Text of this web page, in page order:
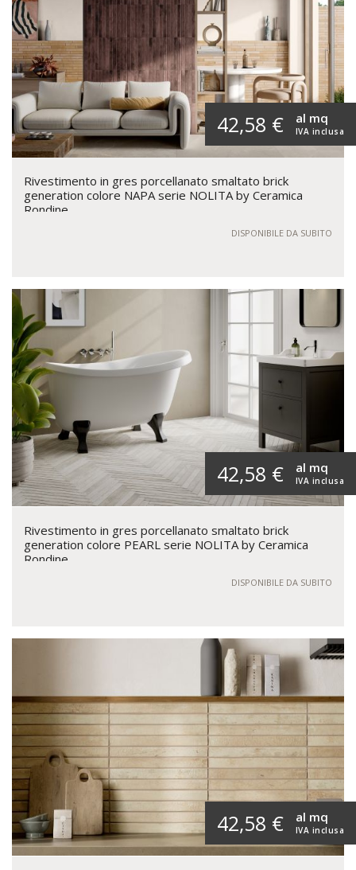
42,58 € IVA inclusa
al mq
Rivestimento in gres porcellanato smaltato brick
generation colore NAPA serie NOLITA by Ceramica
Rondine
DISPONIBILE DA SUBITO
42,58 € IVA inclusa
al mq
Rivestimento in gres porcellanato smaltato brick
generation colore PEARL serie NOLITA by Ceramica
Rondine
DISPONIBILE DA SUBITO
42,58 € IVA inclusa
al mq